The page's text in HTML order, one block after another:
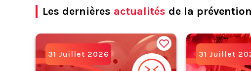
Les dernières actualités de la
31 Juillet 2026 31 Juillet